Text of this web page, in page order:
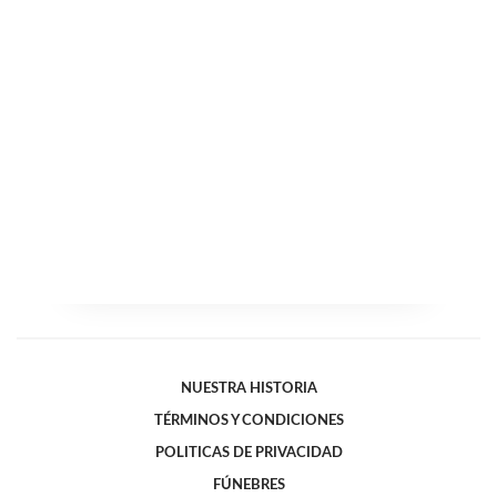
NUESTRA HISTORIA
TÉRMINOS Y CONDICIONES
POLITICAS DE PRIVACIDAD
FÚNEBRES